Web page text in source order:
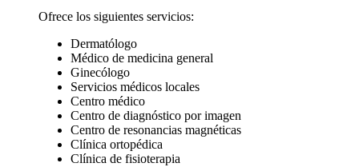
Ofrece los siguientes servicios:
Dermatólogo
Médico de medicina general
Ginecólogo
Servicios médicos locales
Centro médico
Centro de diagnóstico por imagen
Centro de resonancias magnéticas
Clínica ortopédica
Clínica de fisioterapia